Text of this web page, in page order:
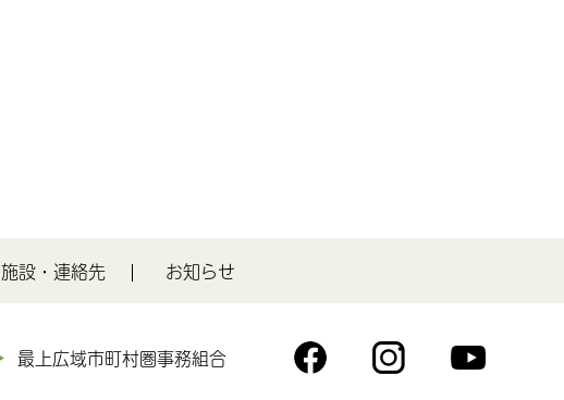
施設・連絡先 お知らせ
最上広域市町村圏事務組合